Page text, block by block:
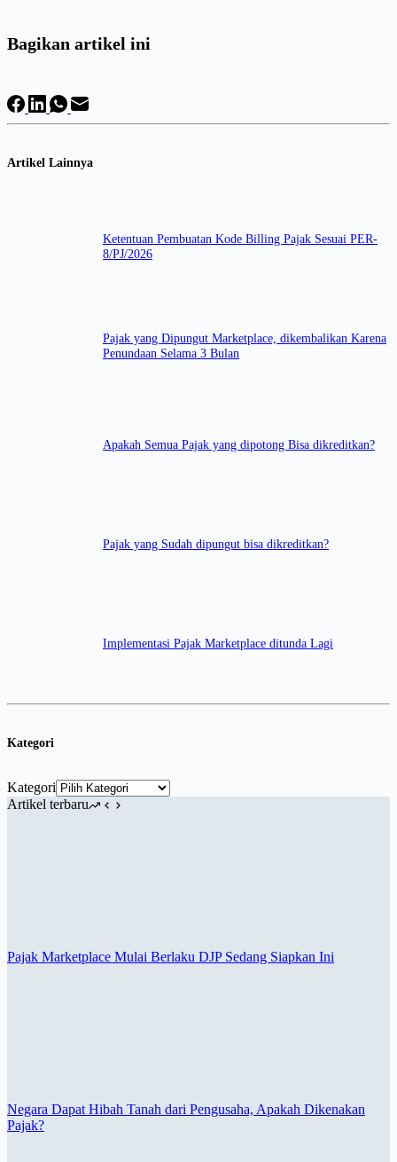
Bagikan artikel ini
Artikel Lainnya
Ketentuan Pembuatan Kode Billing Pajak Sesuai PER-
8/PJ/2026
Pajak yang Dipungut Marketplace, dikembalikan Karena
Penundaan Selama 3 Bulan
Apakah Semua Pajak yang dipotong Bisa dikreditkan?
Pajak yang Sudah dipungut bisa dikreditkan?
Implementasi Pajak Marketplace ditunda Lagi
Kategori
Kategori
Artikel terbaru
Pajak Marketplace Mulai Berlaku DJP Sedang Siapkan Ini
Negara Dapat Hibah Tanah dari Pengusaha, Apakah Dikenakan
Pajak?